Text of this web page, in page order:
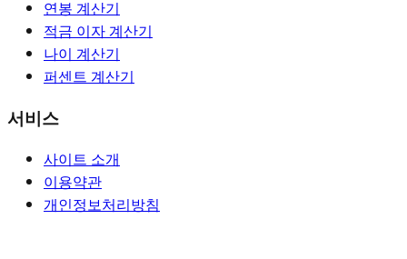
연봉 계산기
적금 이자 계산기
나이 계산기
퍼센트 계산기
서비스
사이트 소개
이용약관
개인정보처리방침